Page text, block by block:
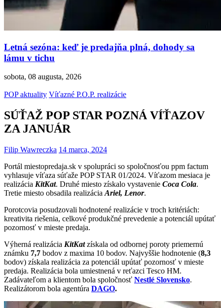
Letná sezóna: keď je predajňa plná, dohody sa
lámu v tichu
sobota, 08 augusta, 2026
POP aktuality Víťazné P.O.P. realizácie
SÚŤAŽ POP STAR POZNÁ VÍŤAZOV
ZA JANUÁR
Filip Wawreczka 14 marca, 2024
Portál miestopredaja.sk v spolupráci so spoločnosťou ppm factum
vyhlasuje víťaza súťaže POP STAR 01/2024. Víťazom mesiaca je
realizácia KitKat. Druhé miesto získalo vystavenie Coca Cola.
Tretie miesto obsadila realizácia Ariel, Lenor.
Porotcovia posudzovali hodnotené realizácie v troch kritériách:
kreativita riešenia, celkové produkčné prevedenie a potenciál upútať
pozornosť v mieste predaja.
Výherná realizácia KitKatzískala od odbornej poroty priemernú
známku 7,7 bodov z maxima 10 bodov. Najvyššie hodnotenie (8,3
bodov) získala realizácia za potenciál upútať pozornosť v mieste
predaja. Realizácia bola umiestnená v reťazci Tesco HM.
Zadávateľom a klientom bola spoločnosť Nestlé Slovensko.
Realizátorom bola agentúra DAGO.